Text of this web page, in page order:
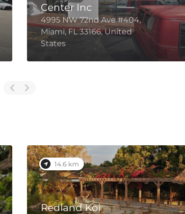
Center Inc
4995 NW 72nd Ave #404,
Miami, FL 33166, United
States
14.6 km
Redland Koi